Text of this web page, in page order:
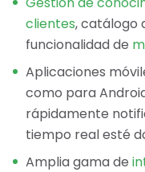
clientes, catálogo
funcionalidad de
Aplicaciones
como para
rápidamente
tiempo real esté
Amplia gama de